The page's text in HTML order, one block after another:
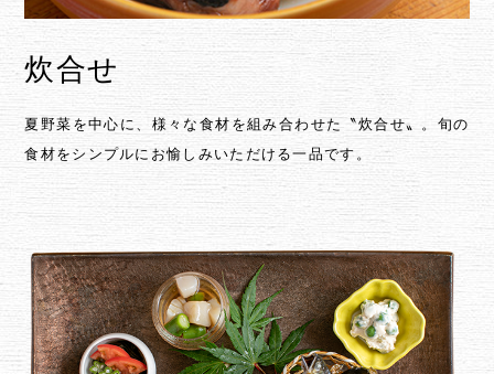
炊合せ
夏野菜を中心に、様々な食材を組み合わせた〝炊合せ〟。旬の
食材をシンプルにお愉しみいただける一品です。